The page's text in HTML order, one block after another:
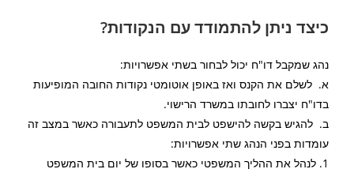
כיצד ניתן להתמודד עם הנקודות?
נהג שמקבל דו"ח יכול לבחור בשתי אפשרויות:
א. לשלם את הקנס ואז באופן אוטומטי נקודות החובה המופיעות
בדו"ח יצברו לחובתו במשרד הרישוי.
ב. להגיש בקשה להישפט לבית המשפט לתעבורה כאשר במצב זה
עומדות בפני הנהג שתי אפשרויות:
1. לנהל את ההליך המשפטי כאשר בסופו של יום בית המשפט